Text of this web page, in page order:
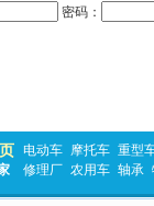
密码：
电动车 摩托车 重型
修理厂 农用车 轴承